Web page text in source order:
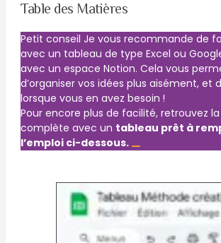
Table des Matières
Petit conseil Je vous recommande de
avec un tableau de type Excel ou
avec un espace Notion. Cela vous
d’organiser vos idées plus aisément, et
lorsque vous en avez besoin !
Pour encore plus de facilité, retrouvez
complète avec un tableau prêt à
l’emploi ci-dessous.